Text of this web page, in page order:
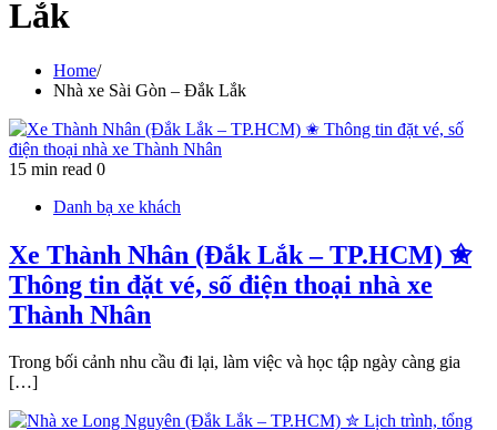
Lắk
Home
Nhà xe Sài Gòn – Đắk Lắk
15 min read 0
Danh bạ xe khách
Xe Thành Nhân (Đắk Lắk – TP.HCM) ✬
Thông tin đặt vé, số điện thoại nhà xe
Thành Nhân
Trong bối cảnh nhu cầu đi lại, làm việc và học tập ngày càng gia
[…]